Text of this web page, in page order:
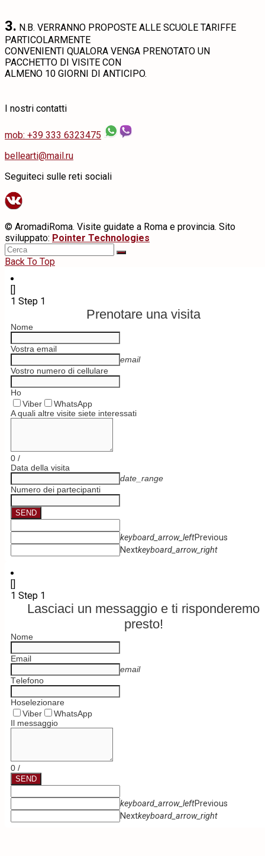
3. N.B. VERRANNO PROPOSTE ALLE SCUOLE TARIFFE
PARTICOLARMENTE
CONVENIENTI QUALORA VENGA PRENOTATO UN
PACCHETTO DI VISITE CON
ALMENO 10 GIORNI DI ANTICIPO.
I nostri contatti
mob: +39 333 6323475
bellearti@mail.ru
Seguiteci sulle reti sociali
© AromadiRoma. Visite guidate a Roma e provincia. Sito
sviluppato: Pointer Technologies
Back To Top
[]
1 Step 1
Prenotare una visita
Nome
Vostra email
email
Vostro numero di cellulare
Ho
Viber
WhatsApp
A quali altre visite siete interessati
0/
Data della visita
date_range
Numero dei partecipanti
SEND
keyboard_arrow_leftPrevious
Nextkeyboard_arrow_right
[]
1 Step 1
Lasciaci un messaggio e ti risponderemo
presto!
Nome
Email
email
Тelefono
Hoselezionare
Viber
WhatsApp
Il messaggio
0/
SEND
keyboard_arrow_leftPrevious
Nextkeyboard_arrow_right